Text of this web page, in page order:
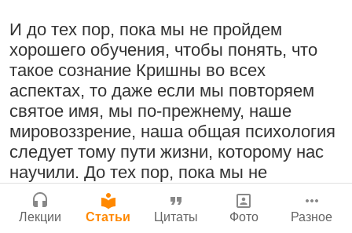
Поклоняться Бхактивиноду Тхакуру,
исполняя его бхаджаны
1:14:02 | 12 сентября
2008|Бойсе, Айдахо, США
Радхарани — глава департамента
служений
1:05:35 7 сентября 2008|
И до тех пор, пока мы не пройдем
хорошего обучения, чтобы понять, что
такое сознание Кришны во всех
аспектах, то даже если мы повторяем
святое имя, мы по-прежнему, наше
мировоззрение, наша общая психология
следует тому пути жизни, которому нас
научили. До тех пор, пока мы не
научимся думать по-другому, понимать, в
чем цель жизни и как ее достичь, мы
Нектар имени Кришны
24 июля 2026
Джанмаштами в Тбилиси 2025
Лекции Статьи Цитаты Фото Разное